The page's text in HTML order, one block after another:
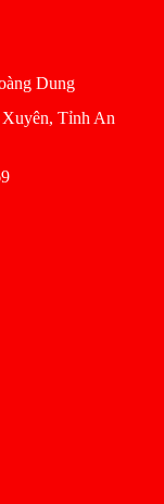
Dung
Tỉnh An